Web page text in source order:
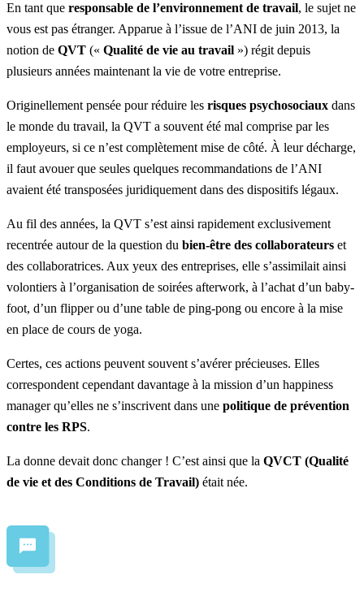
En tant que responsable de l’environnement de travail, le sujet ne
vous est pas étranger. Apparue à l’issue de l’ANI de juin 2013, la
notion de QVT (« Qualité de vie au travail ») régit depuis
plusieurs années maintenant la vie de votre entreprise.
Originellement pensée pour réduire les risques psychosociaux dans
le monde du travail, la QVT a souvent été mal comprise par les
employeurs, si ce n’est complètement mise de côté. À leur décharge,
il faut avouer que seules quelques recommandations de l’ANI
avaient été transposées juridiquement dans des dispositifs légaux.
Au fil des années, la QVT s’est ainsi rapidement exclusivement
recentrée autour de la question du bien-être des collaborateurs et
des collaboratrices. Aux yeux des entreprises, elle s’assimilait ainsi
volontiers à l’organisation de soirées afterwork, à l’achat d’un baby-
foot, d’un flipper ou d’une table de ping-pong ou encore à la mise
en place de cours de yoga.
Certes, ces actions peuvent souvent s’avérer précieuses. Elles
correspondent cependant davantage à la mission d’un happiness
managerqu’elles ne s’inscrivent dans une politique de prévention
contre les RPS.
La donne devait donc changer ! C’est ainsi que la QVCT (Qualité
de vie et des Conditions de Travail) était née.